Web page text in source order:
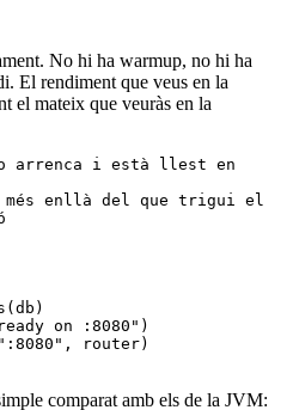
No hi ha warmup, no hi ha
El rendiment que veus en la
el mateix que veuràs en la
arrenca i està llest en
enllà del que trigui el
(db)
on :8080" )
":8080" , router)
comparat amb els de la JVM: